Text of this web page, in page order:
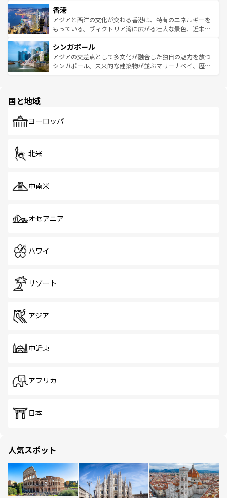
とつ。フォーやバインミー、ベトナムコーヒーなどは、ぜ
ひ現地で味わいたい。どの地域を訪れてもあたたかい人々
が旅行者を迎えてくれるので、きっと忘れられない旅にな
参照してほしい。
の活気が交差している。北部ではチェンマイなどの山岳地
帯で自然と触れ合い、南部ではプーケットやクラビの美し
いビーチでリゾート気分を楽しむことができる。タイ料理
激する。気候は一年中温暖で、どの季節にも異なる楽しみ
が待っている。親しみやすいタイの人々、仏教を中心とし
た文化、そして多様な観光資源が、訪れる旅人を魅了し続
香港
アジアと西洋の文化が交わる香港は、特有のエネルギーを
もっている。ヴィクトリア湾に広がる壮大な景色、近未来
み、どこを訪れても感動するはず。観光スポットが密集し
ており、効率よく見どころを回れるのも魅力。息をのむよ
うな絶景から文化的な体験まで、香港を存分に楽しみ尽く
シンガポール
アジアの交差点として多文化が融合した独自の魅力を放つ
シンガポール。未来的な建築物が並ぶマリーナベイ、歴史
で、ホーカーズは地元の風情を楽しめる外せないスポット
国と地域
ヨーロッパ
北米
中南米
オセアニア
ハワイ
リゾート
アジア
中近東
アフリカ
日本
人気スポット